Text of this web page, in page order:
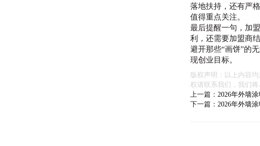
落地扶持，还有严
值得重点关注。
最后提醒一句，加
利，还需要加盟商
避开那些“画饼”的
现创业目标。
版权声明：以上内容
权请联系我们，我们将
上一篇：2026年外墙
下一篇：2026年外墙